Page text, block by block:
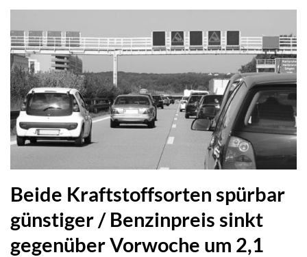
Beide Kraftstoffsorten spürbar
günstiger / Benzinpreis sinkt
gegenüber Vorwoche um 2,1